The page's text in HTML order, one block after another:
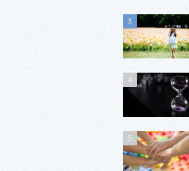
3
4
5